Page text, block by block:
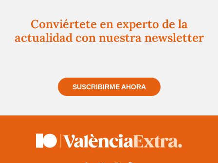
Conviértete en experto de la
actualidad con nuestra newsletter
SUSCRIBIRME AHORA